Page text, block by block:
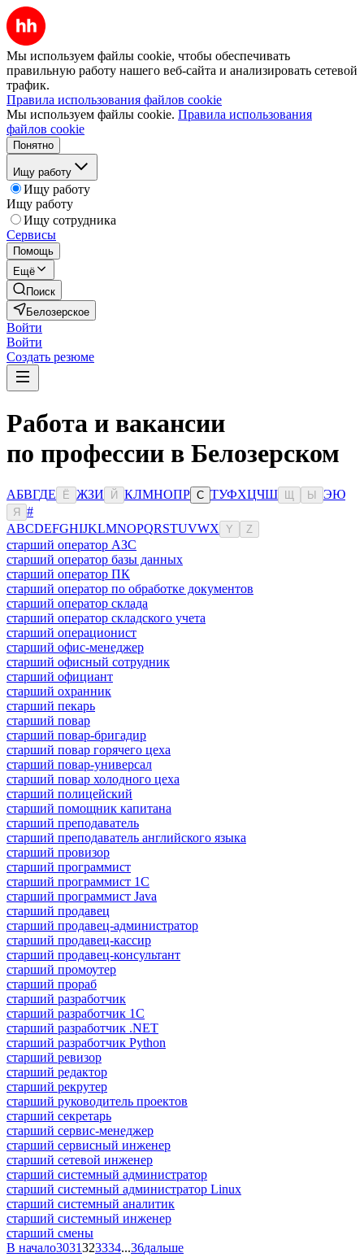
Мы используем файлы cookie, чтобы обеспечивать
правильную работу нашего веб-сайта и анализировать сетевой
трафик.
Правила использования файлов cookie
Мы используем файлы cookie. Правила использования
файлов cookie
Понятно
Ищу работу
Ищу работу
Ищу работу
Ищу сотрудника
Сервисы
Помощь
Ещё
Поиск
Белозерское
Войти
Войти
Создать резюме
Работа и вакансии
по профессии в Белозерском
АБВГДЕ Ё ЖЗИ Й КЛМНОПР С ТУФХЦЧШ Ы ЭЮ
Я
#
ABCDEFGHIJKLMNOPQRSTUVWX Y Z
старший оператор АЗС
старший оператор базы данных
старший оператор ПК
старший оператор по обработке документов
старший оператор склада
старший оператор складского учета
старший операционист
старший офис-менеджер
старший офисный сотрудник
старший официант
старший охранник
старший пекарь
старший повар
старший повар-бригадир
старший повар горячего цеха
старший повар-универсал
старший повар холодного цеха
старший полицейский
старший помощник капитана
старший преподаватель
старший преподаватель английского языка
старший провизор
старший программист
старший программист 1С
старший программист Java
старший продавец
старший продавец-администратор
старший продавец-кассир
старший продавец-консультант
старший промоутер
старший прораб
старший разработчик
старший разработчик 1С
старший разработчик .NET
старший разработчик Python
старший ревизор
старший редактор
старший рекрутер
старший руководитель проектов
старший секретарь
старший сервис-менеджер
старший сервисный инженер
старший сетевой инженер
старший системный администратор
старший системный администратор Linux
старший системный аналитик
старший системный инженер
старший смены
В начало3031323334...36дальше